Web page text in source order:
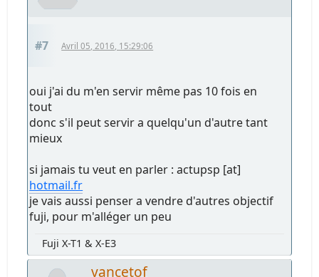
#7 Avril 05, 2016, 15:29:06
oui j'ai du m'en servir même pas 10 fois en
tout
donc s'il peut servir a quelqu'un d'autre tant
mieux
si jamais tu veut en parler : actupsp [at]
hotmail.fr
je vais aussi penser a vendre d'autres objectif
fuji, pour m'alléger un peu
Fuji X-T1 & X-E3
vancetof